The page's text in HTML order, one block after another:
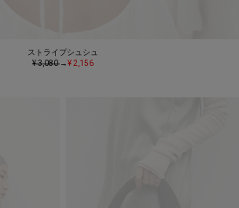
ストライプシュシュ
¥ 3,080→¥ 2,156